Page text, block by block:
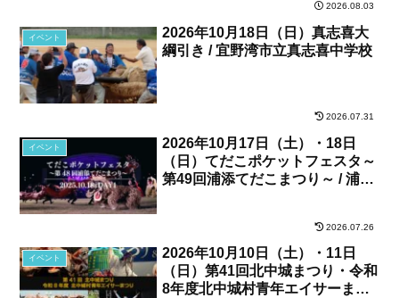
2026.08.03
イベント
2026年10月18日（日）真志喜大
綱引き / 宜野湾市立真志喜中学校
2026.07.31
イベント
2026年10月17日（土）・18日
（日）てだこポケットフェスタ～
第49回浦添てだこまつり～ / 浦添
2026.07.26
イベント
2026年10月10日（土）・11日
（日）第41回北中城まつり・令和
8年度北中城村青年エイサーまつ